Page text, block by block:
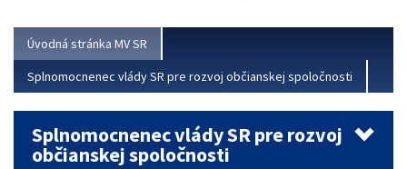
Úvodná stránka MV SR
Splnomocnenec vlády SR pre rozvoj občianskej spoločnosti
Splnomocnenec vlády SR pre rozvoj
občianskej spoločnosti